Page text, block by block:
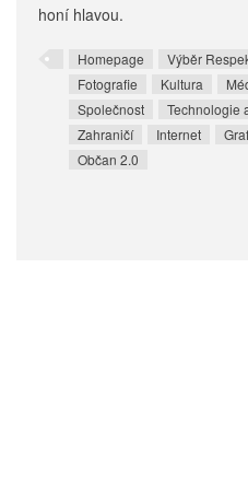
honí hlavou.
Homepage Výběr
Fotografie
Kultura
Společnost
Technologie
Zahraničí
Internet
Občan 2.0